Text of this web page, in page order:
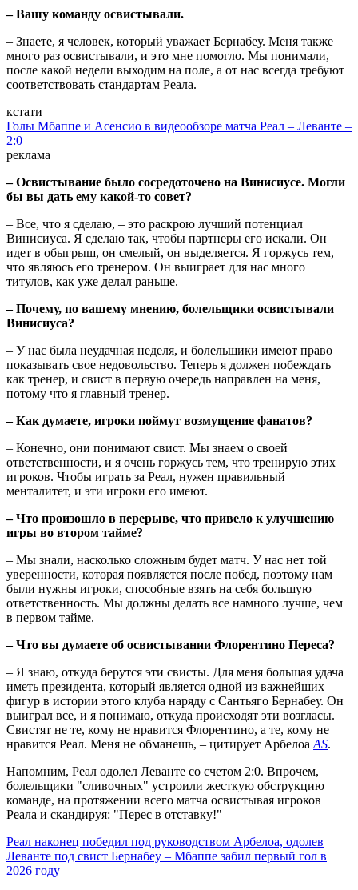
– Вашу команду освистывали.
– Знаете, я человек, который уважает Бернабеу. Меня также
много раз освистывали, и это мне помогло. Мы понимали,
после какой недели выходим на поле, а от нас всегда требуют
соответствовать стандартам Реала.
кстати
Голы Мбаппе и Асенсио в видеообзоре матча Реал – Леванте –
2:0
реклама
– Освистывание было сосредоточено на Винисиусе. Могли
бы вы дать ему какой-то совет?
– Все, что я сделаю, – это раскрою лучший потенциал
Винисиуса. Я сделаю так, чтобы партнеры его искали. Он
идет в обыгрыш, он смелый, он выделяется. Я горжусь тем,
что являюсь его тренером. Он выиграет для нас много
титулов, как уже делал раньше.
– Почему, по вашему мнению, болельщики освистывали
Винисиуса?
– У нас была неудачная неделя, и болельщики имеют право
показывать свое недовольство. Теперь я должен побеждать
как тренер, и свист в первую очередь направлен на меня,
потому что я главный тренер.
– Как думаете, игроки поймут возмущение фанатов?
– Конечно, они понимают свист. Мы знаем о своей
ответственности, и я очень горжусь тем, что тренирую этих
игроков. Чтобы играть за Реал, нужен правильный
менталитет, и эти игроки его имеют.
– Что произошло в перерыве, что привело к улучшению
игры во втором тайме?
– Мы знали, насколько сложным будет матч. У нас нет той
уверенности, которая появляется после побед, поэтому нам
были нужны игроки, способные взять на себя большую
ответственность. Мы должны делать все намного лучше, чем
в первом тайме.
– Что вы думаете об освистывании Флорентино Переса?
– Я знаю, откуда берутся эти свисты. Для меня большая удача
иметь президента, который является одной из важнейших
фигур в истории этого клуба наряду с Сантьяго Бернабеу. Он
выиграл все, и я понимаю, откуда происходят эти возгласы.
Свистят не те, кому не нравится Флорентино, а те, кому не
нравится Реал. Меня не обманешь, – цитирует Арбелоа AS.
Напомним, Реал одолел Леванте со счетом 2:0. Впрочем,
болельщики "сливочных" устроили жесткую обструкцию
команде, на протяжении всего матча освистывая игроков
Реала и скандируя: "Перес в отставку!"
Реал наконец победил под руководством Арбелоа, одолев
Леванте под свист Бернабеу – Мбаппе забил первый гол в
2026 году